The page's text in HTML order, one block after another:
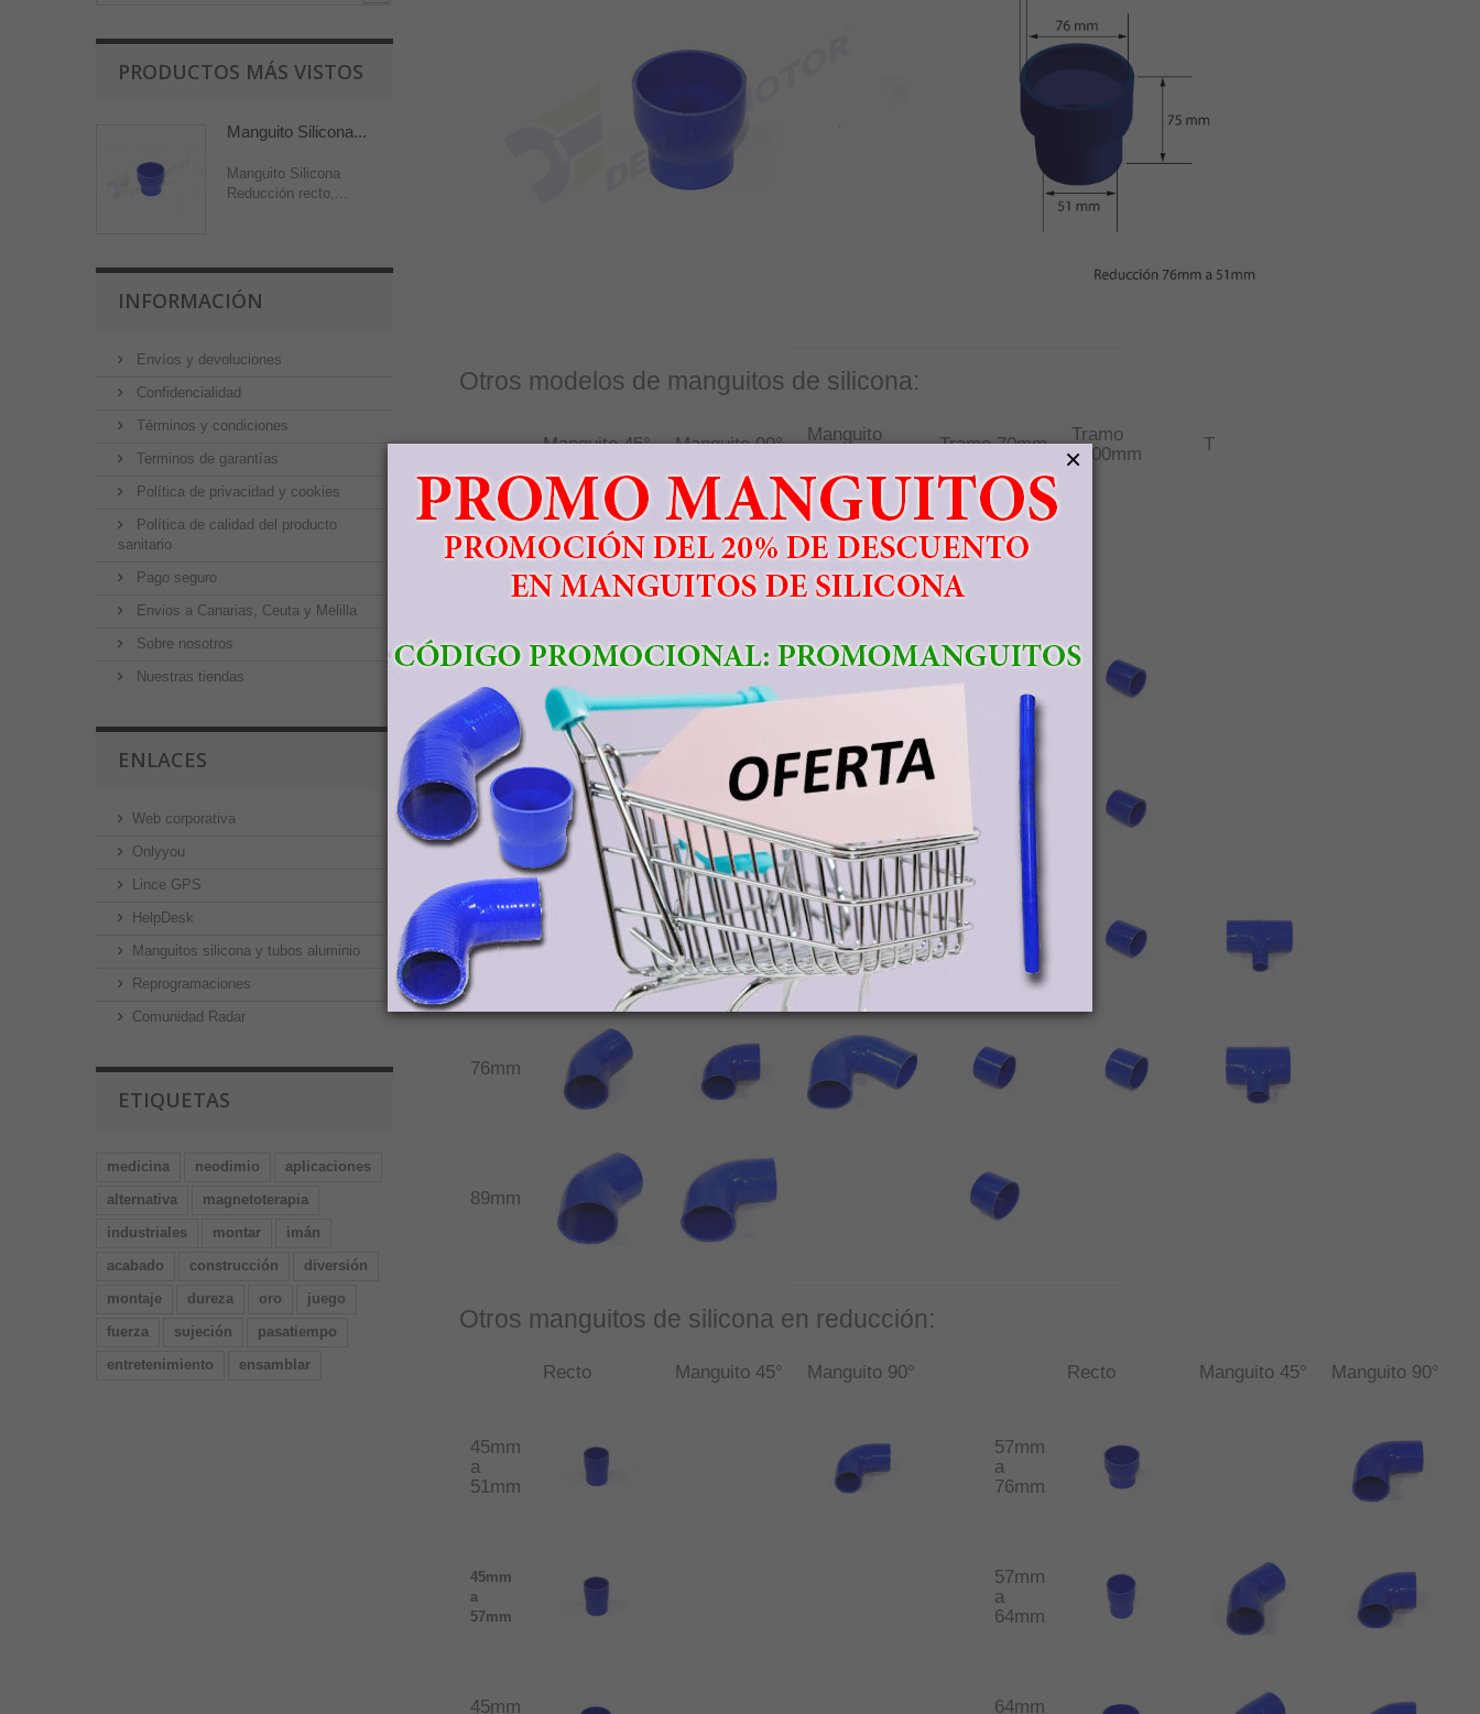
PRODUCTOS MÁS VISTOS
Manguito Silicona...
Manguito Silicona
Reducción recto,...
INFORMACIÓN
Envíos y devoluciones
Confidencialidad
Términos y condiciones
Terminos de garantías
Política de privacidad y cookies
Política de calidad del producto
sanitario
Pago seguro
Envios a Canarias, Ceuta y Melilla
Sobre nosotros
Nuestras tiendas
ENLACES
Web corporativa
Onlyyou
Lince GPS
HelpDesk
Manguitos silicona y tubos aluminio
Reprogramaciones
Comunidad Radar
ETIQUETAS
medicina neodimio
aplicaciones
alternativa
magnetoterapia
industriales
montar
imán
acabado
construcción
diversión
montaje
dureza oro
juego
fuerza
sujeción
pasatiempo
entretenimiento
ensamblar
Otros modelos de manguitos de silicona:
Manguito 45° Manguito 90°
Manguito
Tramo 70mm
Tramo
1000mm
T
45mm
57mm
64mm
76mm
89mm
Otros manguitos de silicona en reducción:
Recto Manguito 45° Manguito 90° Recto Manguito 45° Manguito 90°
45mm
a
51mm
57mm
a
76mm
45mm
a
57mm
57mm
a
64mm
45mm
64mm
×